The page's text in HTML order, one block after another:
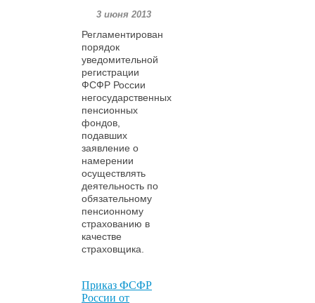
3 июня 2013
Регламентирован
порядок
уведомительной
регистрации
ФСФР России
негосударственных
пенсионных
фондов,
подавших
заявление о
намерении
осуществлять
деятельность по
обязательному
пенсионному
страхованию в
качестве
страховщика.
Приказ ФСФР
России от